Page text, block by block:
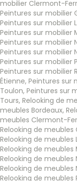
mobilier Clermont-
Peintures sur mobilier
Peintures sur mobilier
Peintures sur mobilier
Peintures sur mobilier
Peintures sur mobilier
Peintures sur mobilier
Peintures sur mobilier
Étienne, Peintures sur
Toulon, Peintures sur
Tours, Relooking de
meubles Bordeaux,
meubles Clermont-
Relooking de meubles
Relooking de meubles
Relooking de meubles
Relooking de meubles
Relooking de meubles
Relooking de meubles